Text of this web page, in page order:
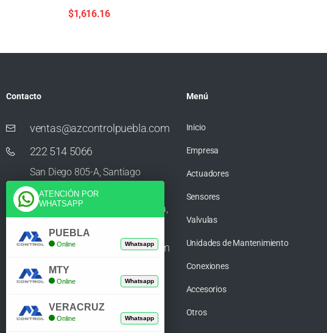
$1,616.16
Contacto
ventas@azcontrolpuebla.com
222 514 5066
San Diego 805-A, Santiago
Momoxpan, Residencial San
Diego los Sauces, 72750 Cholula,
Puebla
ventas@azcontrolpuebla.com
272 282 8890
Poniente. 7 469, Centro, 94370
Orizaba, Veracruz
Menú
Inicio
Empresa
Actuadores
Sensores
Valvulas
Unidades de Mantenimiento
Conexiones
Accesorios
Otros
ATENCIÓN POR
WHATSAPP
PUEBLA
Online Whatsapp
MTY
Online Whatsapp
VERACRUZ
Online Whatsapp